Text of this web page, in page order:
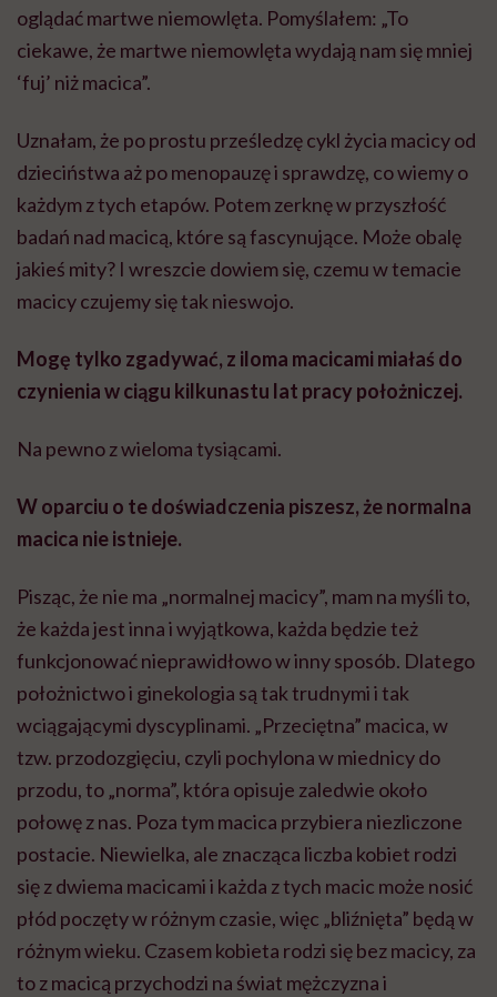
oglądać martwe niemowlęta. Pomyślałem: „To
ciekawe, że martwe niemowlęta wydają nam się mniej
‘fuj’ niż macica”.
Uznałam, że po prostu prześledzę cykl życia macicy od
dzieciństwa aż po menopauzę i sprawdzę, co wiemy o
każdym z tych etapów. Potem zerknę w przyszłość
badań nad macicą, które są fascynujące. Może obalę
jakieś mity? I wreszcie dowiem się, czemu w temacie
macicy czujemy się tak nieswojo.
Mogę tylko zgadywać, z iloma macicami miałaś do
czynienia w ciągu kilkunastu lat pracy położniczej.
Na pewno z wieloma tysiącami.
W oparciu o te doświadczenia piszesz, że normalna
macica nie istnieje.
Pisząc, że nie ma „normalnej macicy”, mam na myśli to,
że każda jest inna i wyjątkowa, każda będzie też
funkcjonować nieprawidłowo w inny sposób. Dlatego
położnictwo i ginekologia są tak trudnymi i tak
wciągającymi dyscyplinami. „Przeciętna” macica, w
tzw. przodozgięciu, czyli pochylona w miednicy do
przodu, to „norma”, która opisuje zaledwie około
połowę z nas. Poza tym macica przybiera niezliczone
postacie. Niewielka, ale znacząca liczba kobiet rodzi
się z dwiema macicami i każda z tych macic może nosić
płód poczęty w różnym czasie, więc „bliźnięta” będą w
różnym wieku. Czasem kobieta rodzi się bez macicy, za
to z macicą przychodzi na świat mężczyzna i